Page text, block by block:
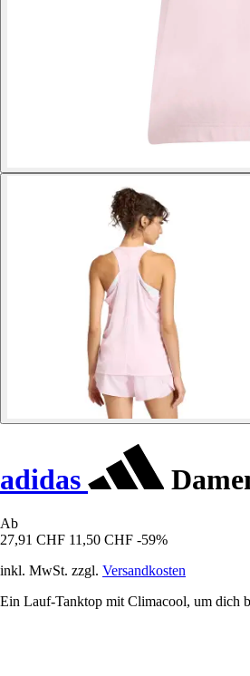
adidas
Ab
27,91 CHF 11,50 CHF -59%
inkl. MwSt. zzgl. Versandkosten
Ein Lauf-Tanktop mit Climacool, um dich